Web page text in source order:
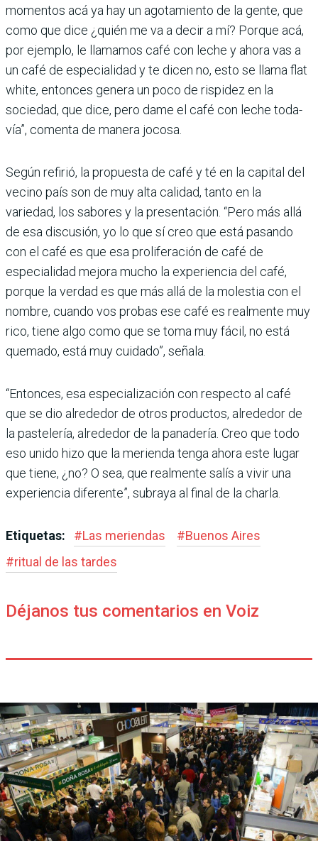
momentos acá ya hay un agotamiento de la gente, que
como que dice ¿quién me va a decir a mí? Porque acá,
por ejemplo, le llamamos café con leche y ahora vas a
un café de especiali­dad y te dicen no, esto se llama flat
white, entonces genera un poco de rispi­dez en la
sociedad, que dice, pero dame el café con leche toda­
vía”, comenta de manera jocosa.
Según refirió, la propuesta de café y té en la capital del
vecino país son de muy alta calidad, tanto en la
variedad, los sabores y la presentación. “Pero más allá
de esa discusión, yo lo que sí creo que está pasando
con el café es que esa proliferación de café de
especialidad mejora mucho la experiencia del café,
porque la verdad es que más allá de la molestia con el
nombre, cuando vos probas ese café es realmente muy
rico, tiene algo como que se toma muy fácil, no está
quemado, está muy cui­dado”, señala.
“Entonces, esa especialización con respecto al café
que se dio alrededor de otros productos, alrededor de
la pastelería, alrededor de la panadería. Creo que todo
eso unido hizo que la merienda tenga ahora este lugar
que tiene, ¿no? O sea, que realmente salís a vivir una
experiencia diferente”, subraya al final de la charla.
Etiquetas: #Las meriendas #Buenos Aires
#ritual de las tardes
Déjanos tus comentarios en Voiz